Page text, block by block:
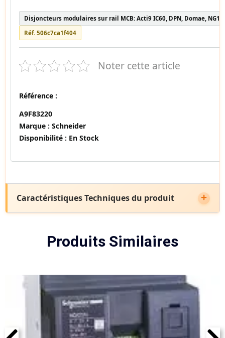
Disjoncteurs modulaires sur rail MCB: Acti9 IC60, DPN, Domae,
Réf. 506c7ca1f404
Noter cette article
Référence :
A9F83220
Marque : Schneider
Disponibilité : En Stock
Caractéristiques Techniques du produit
Produits Similaires